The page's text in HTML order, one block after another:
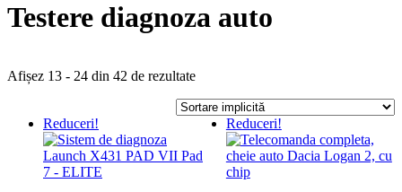
Testere diagnoza auto
Afișez 13 - 24 din 42 de rezultate
Reduceri! Reduceri!